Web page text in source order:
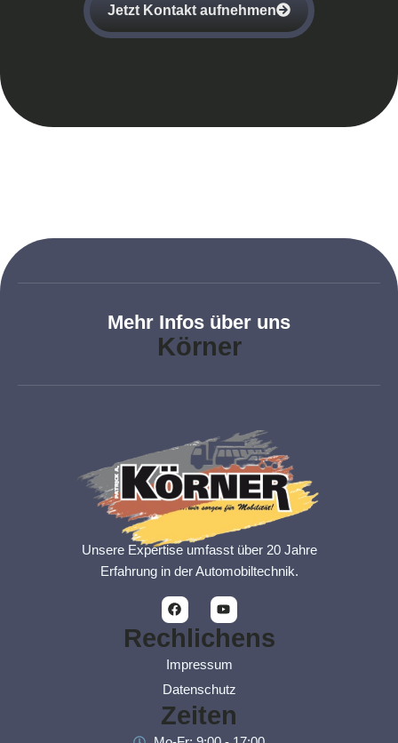
Jetzt Kontakt aufnehmen
Mehr Infos über uns
Körner
Unsere Expertise umfasst über 20 Jahre
Erfahrung in der Automobiltechnik.
F
a
c
e
o
k
Y
o
t
b
e
Rechlichens
Impressum
Datenschutz
Zeiten